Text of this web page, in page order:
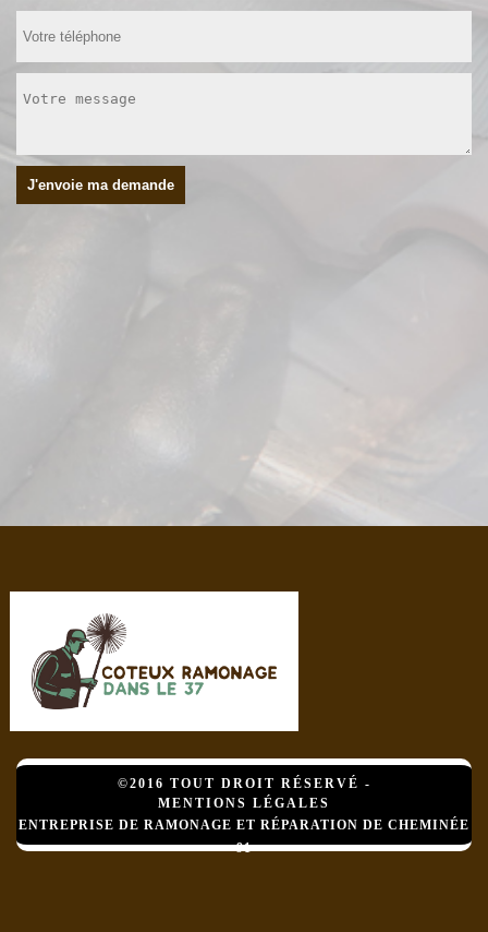
©2016 TOUT DROIT RÉSERVÉ -
MENTIONS LÉGALES
ENTREPRISE DE RAMONAGE ET RÉPARATION DE CHEMINÉE
91